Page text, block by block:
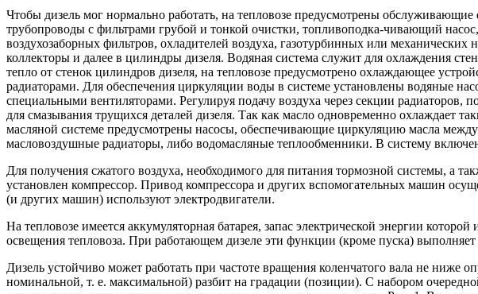
Чтобы дизель мог нормально работать, на тепловозе предусмотрены
трубопроводы с фильтрами грубой и тонкой очистки, топливоподка-чивающий
воздухозаборных фильтров, охладителей воздуха, газотурбинных или
коллекторы и далее в цилиндры дизеля. Водяная система служит для охлаждения
тепло от стенок цилиндров дизеля, на тепловозе предусмотрено охлаждающее
радиаторами. Для обеспечения циркуляции воды в системе установлены водяные
специальными вентиляторами. Регулируя подачу воздуха через секции
для смазывания трущихся деталей дизеля. Так как масло одновременно охлаждает
масляной системе предусмотрены насосы, обеспечивающие циркуляцию масла
масловоздушные радиаторы, либо водомасляные теплообменники. В систему
Для получения сжатого воздуха, необходимого для питания тормозной системы, а
установлен компрессор. Привод компрессора и других вспомогательных машин
(и других машин) используют электродвигатели.
На тепловозе имеется аккумуляторная батарея, запас электрической энергии
освещения тепловоза. При работающем дизеле эти функции (кроме пуска)
Дизель устойчиво может работать при частоте вращения коленчатого вала не
номинальной, т. е. максимальной) разбит на градации (позиции). С набором